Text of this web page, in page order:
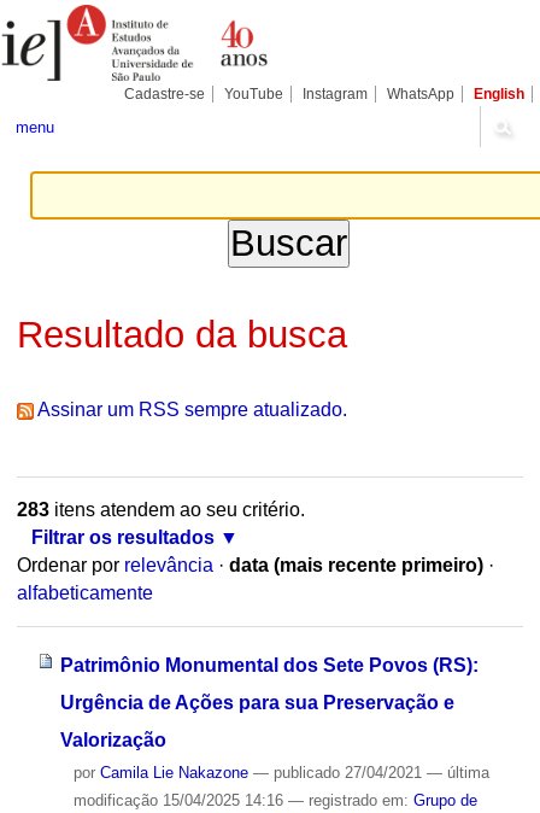
para
conteúdo.
Pessoais
Cadastre-se YouTube Instagram WhatsApp English
menu
Resultado da busca
Assinar um RSS sempre atualizado.
283itens atendem ao seu critério.
Filtrar os resultados
Ordenar por relevância · data (mais recente primeiro) ·
alfabeticamente
Patrimônio Monumental dos Sete Povos (RS):
Urgência de Ações para sua Preservação e
Valorização
por Camila Lie Nakazone — publicado27/04/2021 — última
modificação15/04/2025 14:16 — registrado em: Grupo de